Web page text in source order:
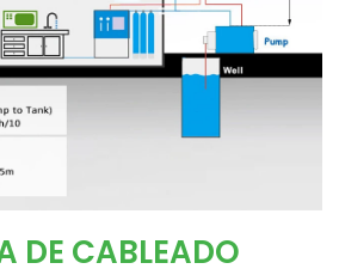
DE CABLEADO